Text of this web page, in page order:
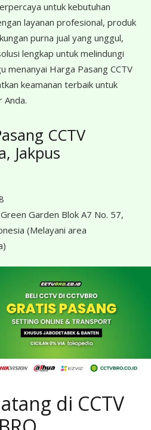
untuk kebutuhan
layanan profesional, produk
purna jual yang unggul,
lengkap untuk melindungi
menanyai Harga Pasang CCTV
keamanan terbaik untuk
Anda.
CCTV
Jakpus
Green Garden Blok A7 No. 57,
(Melayani area
di CCTV